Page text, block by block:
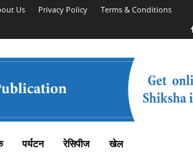
Us Privacy Policy Terms & Conditions
पर्यटन रेसिपीज खेल